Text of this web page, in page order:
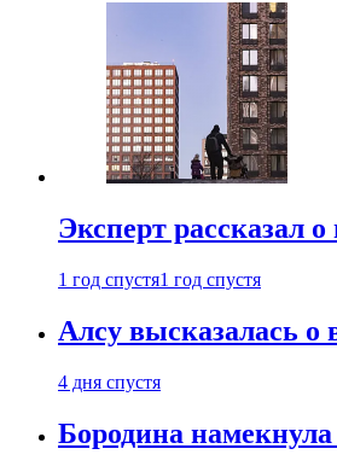
Эксперт рассказал
1 год спустя1 год спустя
Алсу высказалась о
4 дня спустя
Бородина